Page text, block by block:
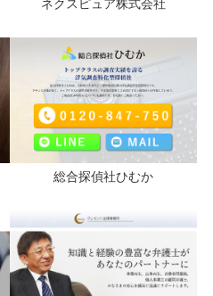
ネクスピュア株式会社
総合探偵社ひむか